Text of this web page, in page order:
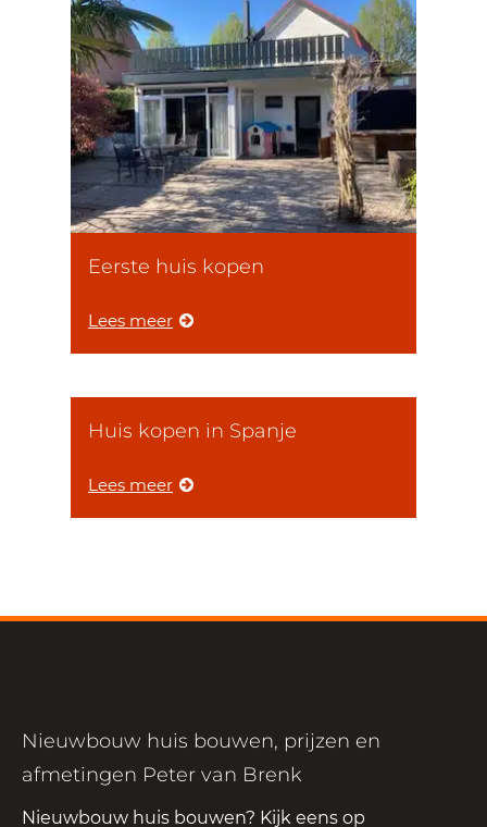
Eerste huis kopen
Lees meer
Huis kopen in Spanje
Lees meer
Nieuwbouw huis bouwen, prijzen en
afmetingen Peter van Brenk
Nieuwbouw huis bouwen? Kijk eens op